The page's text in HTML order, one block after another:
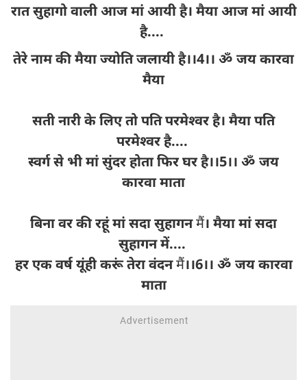
रात सुहागो वाली आज मां आयी है। मैया आज मां आयी
है....
तेरे नाम की मैया ज्योति जलायी है।।4।। ॐ जय कारवा
मैया
सती नारी के लिए तो पति परमेश्वर है। मैया पति
परमेश्वर है....
स्वर्ग से भी मां सुंदर होता फिर घर है।।5।। ॐ जय
कारवा माता
बिना वर की रहूं मां सदा सुहागनमैं। मैया मां सदा
सुहागन में....
हर एक वर्ष यूंही करूं तेरा वंदनमैं।।6।। ॐ जय कारवा
माता